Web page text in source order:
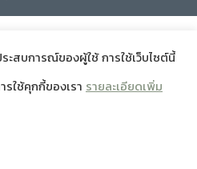
ะสบการณ์ของผู้ใช้ การใช้เว็บไซต์นี้
รใช้คุกกี้ของเรา รายละเอียดเพิ่ม